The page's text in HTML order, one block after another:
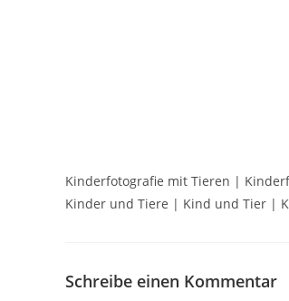
Kinderfotografie mit Tieren |
Kinder und Tiere | Kind und Tier |
Schreibe einen Kommentar